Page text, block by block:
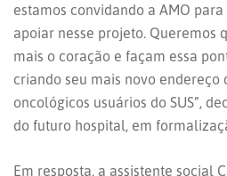
estamos convidando a AMO
apoiar nesse projeto. Queremos
mais o coração e façam essa
criando seu mais novo endereço
oncológicos usuários do SUS”,
do futuro hospital, em
Em resposta, a assistente social